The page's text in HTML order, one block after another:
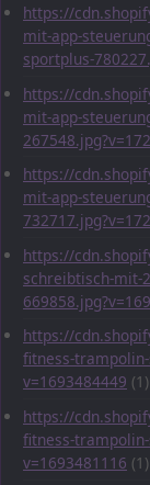
https://
mit-app-
sportplus-
https://
mit-app-
https://
mit-app-
https://
schreibtisch-mit-
https://
fitness-
v=1693484449 (1)
https://
fitness-
v=1693481116 (1)